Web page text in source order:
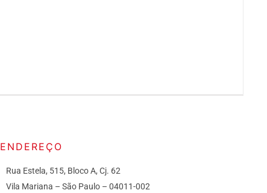
ENDEREÇO
Rua Estela, 515, Bloco A, Cj. 62
Vila Mariana – São Paulo – 04011-002